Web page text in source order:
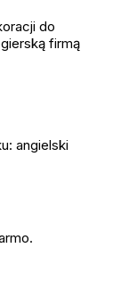
do
firmą
angielski